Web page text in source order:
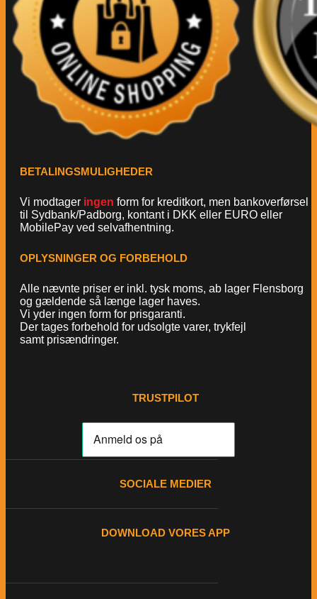
BETALINGSMULIGHEDER
Vi modtager ingen form for kreditkort, men bankoverførsel
til Sydbank/Padborg, kontant i DKK eller EURO eller
MobilePay ved selvafhentning.
OPLYSNINGER OG FORBEHOLD
Alle nævnte priser er inkl. tysk moms, ab lager Flensborg
og gældende så længe lager haves.
Vi yder ingen form for prisgaranti.
Der tages forbehold for udsolgte varer, trykfejl
samt prisændringer.
TRUSTPILOT
SOCIALE MEDIER
DOWNLOAD VORES APP